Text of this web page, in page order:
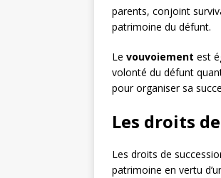
parents, conjoint
patrimoine du défunt.
Le vouvoiement est
volonté du défunt
pour organiser sa
Les droits
Les droits de
patrimoine en vertu